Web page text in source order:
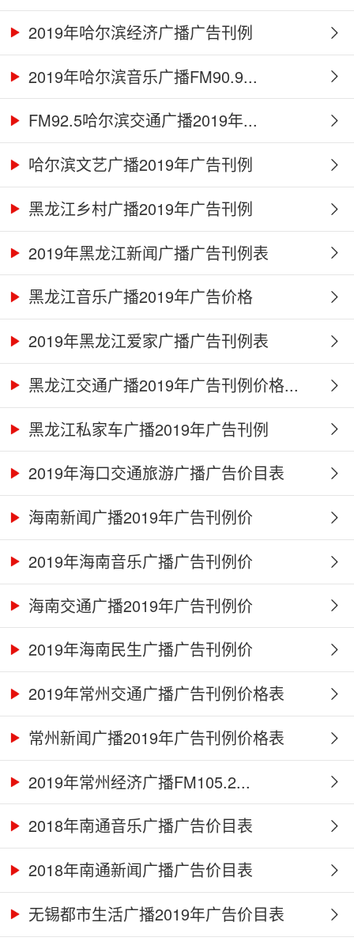
2019年哈尔滨经济广播广告刊例
2019年哈尔滨音乐广播FM90.9...
FM92.5哈尔滨交通广播2019年...
哈尔滨文艺广播2019年广告刊例
黑龙江乡村广播2019年广告刊例
2019年黑龙江新闻广播广告刊例表
黑龙江音乐广播2019年广告价格
2019年黑龙江爱家广播广告刊例表
黑龙江交通广播2019年广告刊例价格...
黑龙江私家车广播2019年广告刊例
2019年海口交通旅游广播广告价目表
海南新闻广播2019年广告刊例价
2019年海南音乐广播广告刊例价
海南交通广播2019年广告刊例价
2019年海南民生广播广告刊例价
2019年常州交通广播广告刊例价格表
常州新闻广播2019年广告刊例价格表
2019年常州经济广播FM105.2...
2018年南通音乐广播广告价目表
2018年南通新闻广播广告价目表
无锡都市生活广播2019年广告价目表